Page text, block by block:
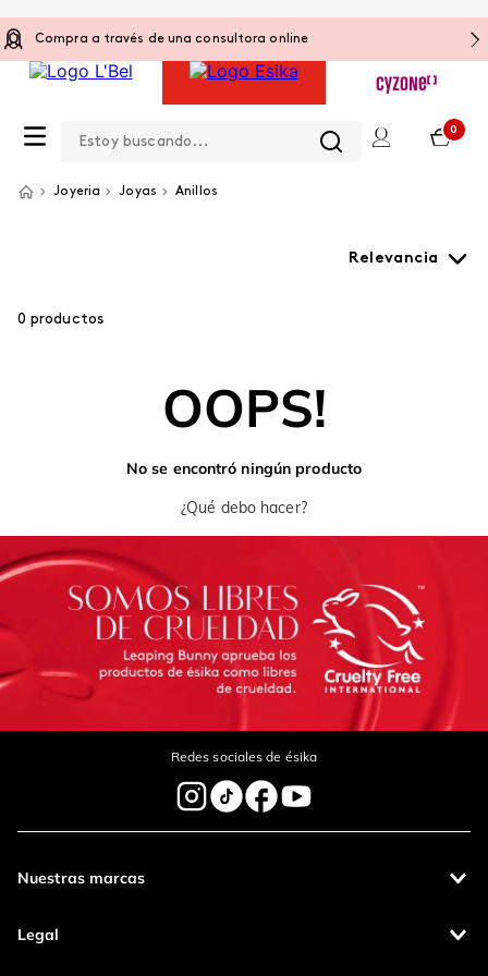
Compra a través de una consultora online
0
Joyeria Joyas Anillos
Relevancia
0 productos
OOPS!
No se encontró ningún producto
¿Qué debo hacer?
Redes sociales de ésika
Nuestras marcas
Legal